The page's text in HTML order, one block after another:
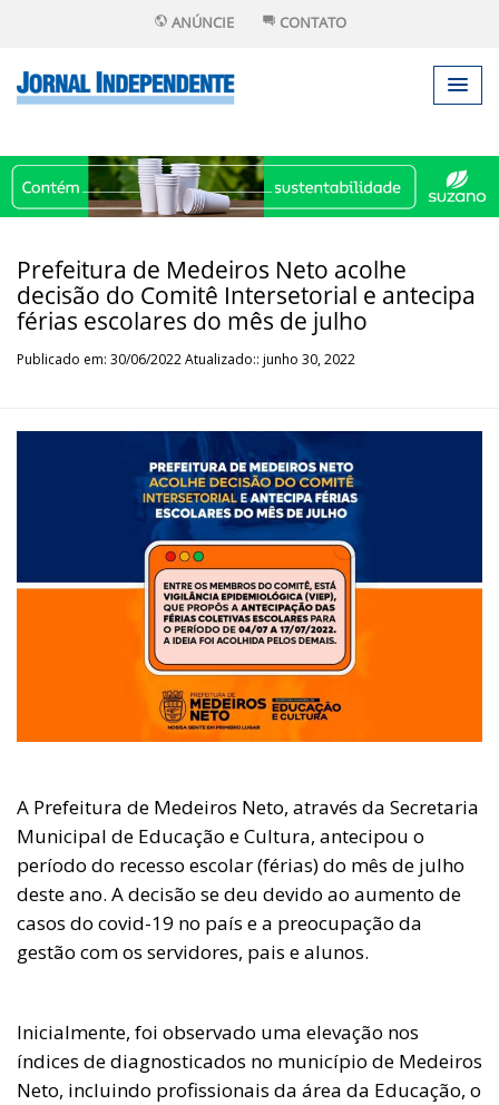
ANÚNCIE CONTATO
Prefeitura de Medeiros Neto acolhe
decisão do Comitê Intersetorial e antecipa
férias escolares do mês de julho
Publicado em: 30/06/2022 Atualizado:: junho 30, 2022
A Prefeitura de Medeiros Neto, através da Secretaria
Municipal de Educação e Cultura, antecipou o
período do recesso escolar (férias) do mês de julho
deste ano. A decisão se deu devido ao aumento de
casos do covid-19 no país e a preocupação da
gestão com os servidores, pais e alunos.
Inicialmente, foi observado uma elevação nos
índices de diagnosticados no município de Medeiros
Neto, incluindo profissionais da área da Educação, o